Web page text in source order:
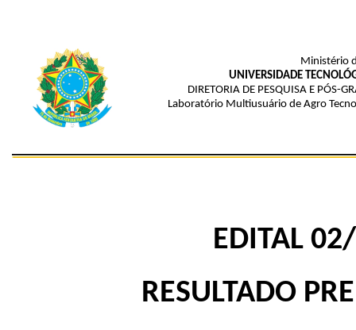
Ministério
UNIVERSIDADE
DIRETORIA DE PESQUISA E PÓS-
Laboratório Multiusuário de Agro
EDITAL 02
RESULTADO